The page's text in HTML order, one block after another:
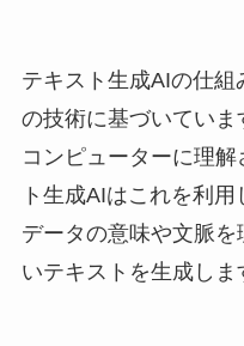
テキスト生成AIの仕組
の技術に基づいてい
コンピューターに理
ト生成AIはこれを利
データの意味や文脈
いテキストを生成しま